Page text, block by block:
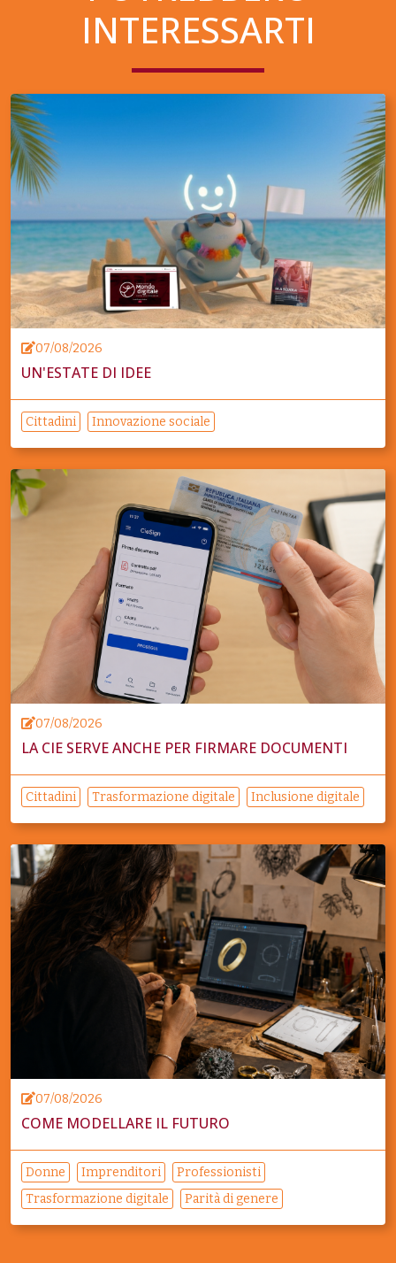
INTERESSARTI
07/08/2026
UN'ESTATE DI IDEE
Cittadini Innovazione sociale
07/08/2026
LA CIE SERVE ANCHE PER FIRMARE DOCUMENTI
Cittadini Trasformazione digitale Inclusione digitale
07/08/2026
COME MODELLARE IL FUTURO
Donne Imprenditori
Professionisti
Trasformazione digitale
Parità di genere